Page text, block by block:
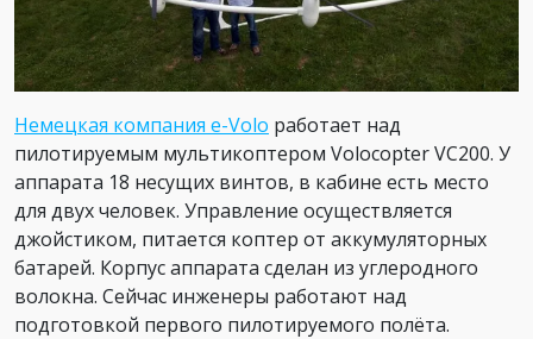
Немецкая компания e-Volo работает над
пилотируемым мультикоптером Volocopter VC200. У
аппарата 18 несущих винтов, в кабине есть место
для двух человек. Управление осуществляется
джойстиком, питается коптер от аккумуляторных
батарей. Корпус аппарата сделан из углеродного
волокна. Сейчас инженеры работают над
подготовкой первого пилотируемого полёта.